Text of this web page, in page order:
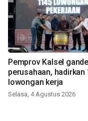
Pemprov Kalsel
perusahaan, hadirkan
lowongan kerja
Selasa, 4 Agustus 2026